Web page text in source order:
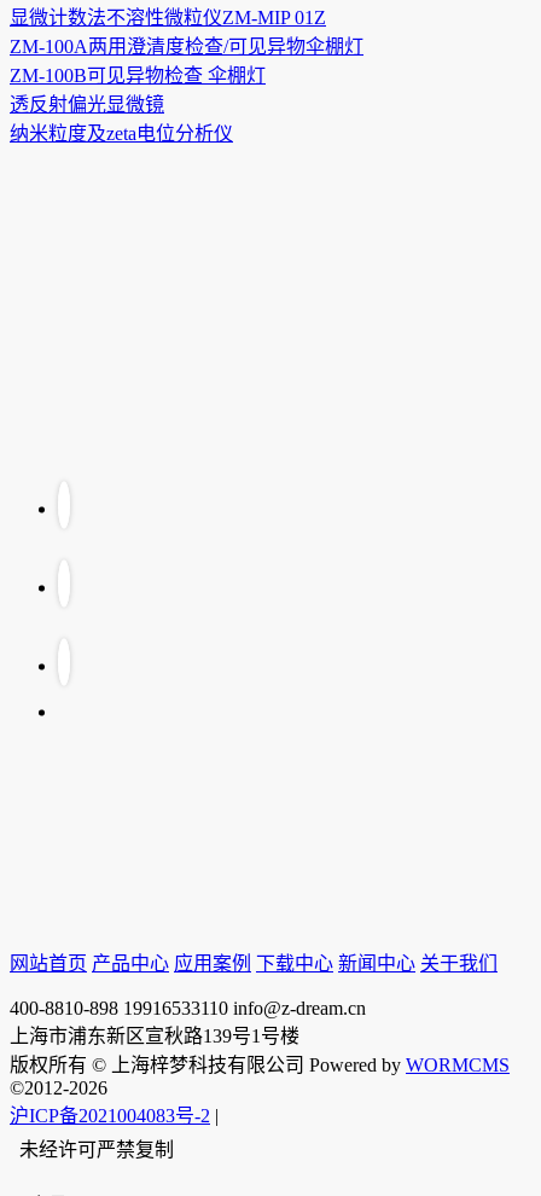
显微计数法不溶性微粒仪ZM-MIP 01Z
ZM-100A两用澄清度检查/可见异物伞棚灯
ZM-100B可见异物检查 伞棚灯
透反射偏光显微镜
纳米粒度及zeta电位分析仪
网站首页 产品中心 应用案例 下载中心 新闻中心 关于我们
400-8810-898 19916533110 info@z-dream.cn
上海市浦东新区宣秋路139号1号楼
版权所有 © 上海梓梦科技有限公司 Powered by WORMCMS
©2012-2026
沪ICP备2021004083号-2 |
未经许可严禁复制